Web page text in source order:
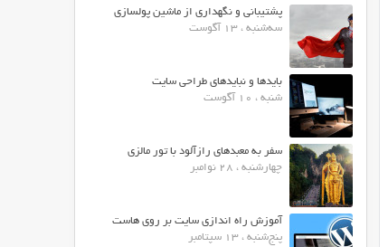
پشتیبانی و نگهداری از ماشین پولسازی
سه‌شنبه ، 13 آگوست
بایدها و نبایدهای طراحی سایت
شنبه ، 10 آگوست
سفر به معبدهای رازآلود با تور مالزی
چهارشنبه ، 28 نوامبر
آموزش راه اندازی سایت بر روی هاست
پنج‌شنبه ، 13 سپتامبر